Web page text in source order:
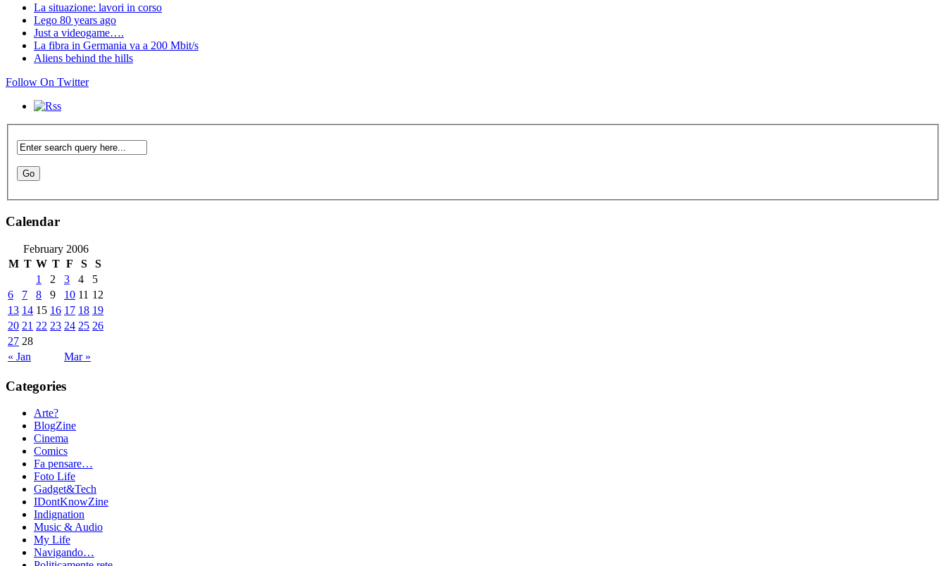
La situazione: lavori in corso
Lego 80 years ago
Just a videogame….
La fibra in Germania va a 200 Mbit/s
Aliens behind the hills
Follow On Twitter
Calendar
February 2006
M T W T F S S
« Jan Mar »
1 2 3 4
5
6
7 8 9 10 11 12
13 14 15 16 17 18 19
20 21 22 23 24 25 26
27 28
Categories
Arte?
BlogZine
Cinema
Comics
Fa pensare…
Foto Life
Gadget&Tech
IDontKnowZine
Indignation
Music & Audio
My Life
Navigando…